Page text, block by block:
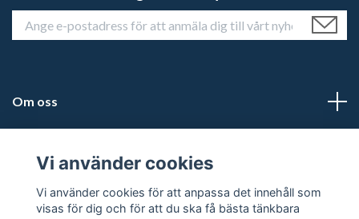
Om oss
Läs mer
Vi använder cookies
Vi använder cookies för att anpassa det innehåll som
visas för dig och för att du ska få bästa tänkbara